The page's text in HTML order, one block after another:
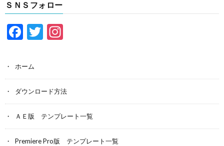
ＳＮＳフォロー
F
e
b
o
o
k
T
er gr
a
m
ホーム
ダウンロード方法
ＡＥ版 テンプレート一覧
Premiere Pro版 テンプレート一覧